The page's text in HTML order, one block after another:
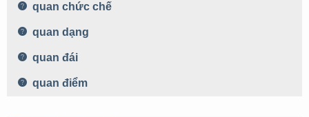
quan chức chế
quan dạng
quan đái
quan điểm